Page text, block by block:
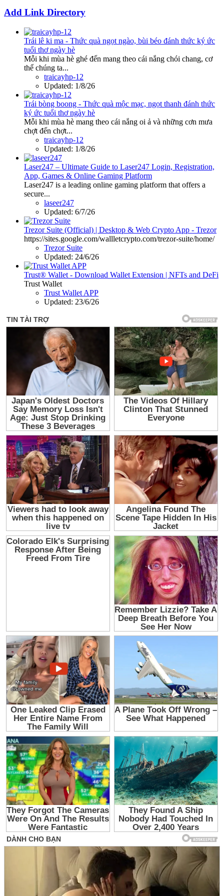
Add Link Directory
Trái lê ki ma - Thức quà ngọt ngào, bùi béo đánh thức ký ức
tuổi thơ ngày hè
Mỗi khi mùa hè ghé đến mang theo cái nắng chói chang, cơ
thể chúng ta...
traicayhp-12
Updated: 1/8/26
Trái bòng boong - Thức quà mộc mạc, ngọt thanh đánh thức
ký ức tuổi thơ ngày hè
Mỗi khi mùa hè mang theo cái nắng oi ả và những cơn mưa
chợt đến chợt...
traicayhp-12
Updated: 1/8/26
Laser247 – Ultimate Guide to Laser247 Login, Registration,
App, Games & Online Gaming Platform
Laser247 is a leading online gaming platform that offers a
secure...
laseer247
Updated: 6/7/26
Trezor Suite (Official) | Desktop & Web Crypto App - Trezor
https://sites.google.com/wallletcrypto.com/trezor-suite/home/
Trezor Suite
Updated: 24/6/26
Trust® Wallet - Download Wallet Extension | NFTs and DeFi
Trust Wallet
Trust Wallet APP
Updated: 23/6/26